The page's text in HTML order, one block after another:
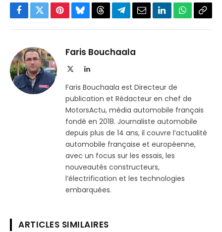
Facebook
TwitterPinterestBlueskyThreadsPartager
Telegram
EmailLinkedInWhatsApp
Faris Bouchaala
LinkedIn
Faris Bouchaala est Directeur de
publication et Rédacteur en chef de
MotorsActu, média automobile français
fondé en 2018. Journaliste automobile
depuis plus de 14 ans, il couvre l’actualité
automobile française et européenne,
avec un focus sur les essais, les
nouveautés constructeurs,
l’électrification et les technologies
embarquées.
ARTICLES SIMILAIRES